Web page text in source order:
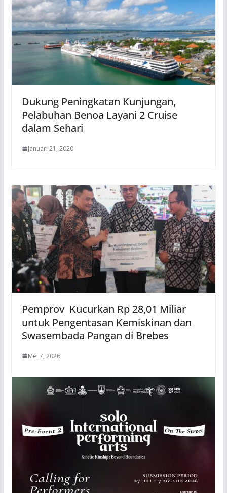
Dukung Peningkatan Kunjungan,
Pelabuhan Benoa Layani 2 Cruise
dalam Sehari
Januari 21, 2020
Pemprov Kucurkan Rp 28,01 Miliar
untuk Pengentasan Kemiskinan dan
Swasembada Pangan di Brebes
Mei 7, 2026